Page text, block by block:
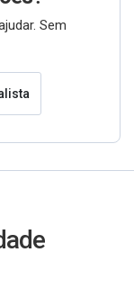
Sem